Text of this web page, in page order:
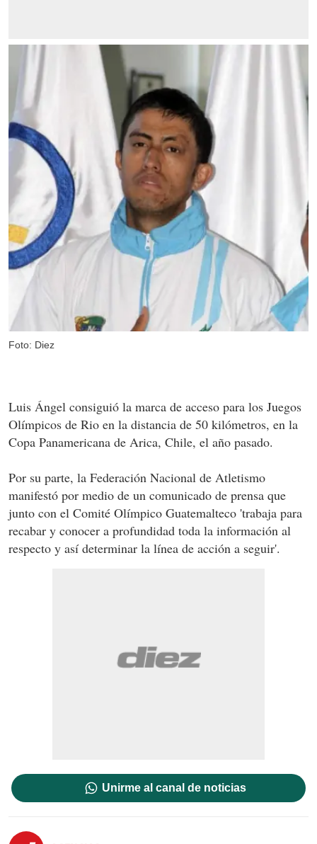
Foto: Diez
Luis Ángel consiguió la marca de acceso para los Juegos
Olímpicos de Rio en la distancia de 50 kilómetros, en la
Copa Panamericana de Arica, Chile, el año pasado.
Por su parte, la Federación Nacional de Atletismo
manifestó por medio de un comunicado de prensa que
junto con el Comité Olímpico Guatemalteco 'trabaja para
recabar y conocer a profundidad toda la información al
respecto y así determinar la línea de acción a seguir'.
Unirme al canal de noticias